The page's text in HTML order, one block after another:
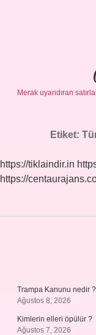
Merak uyandıran
Etiket:
https://tiklaindir.in
https://
Trampa Kanunu nedir ?
Ağustos 8, 2026
Kimlerin elleri öpülür ?
Ağustos 7, 2026